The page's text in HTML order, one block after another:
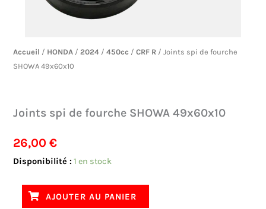
Accueil / HONDA /2024 /450cc /CRF R / Joints spi de fourche
SHOWA 49x60x10
Joints spi de fourche SHOWA 49x60x10
26,00€
Disponibilité : 1 en stock
quantité
Joints
AJOUTER AU PANIER